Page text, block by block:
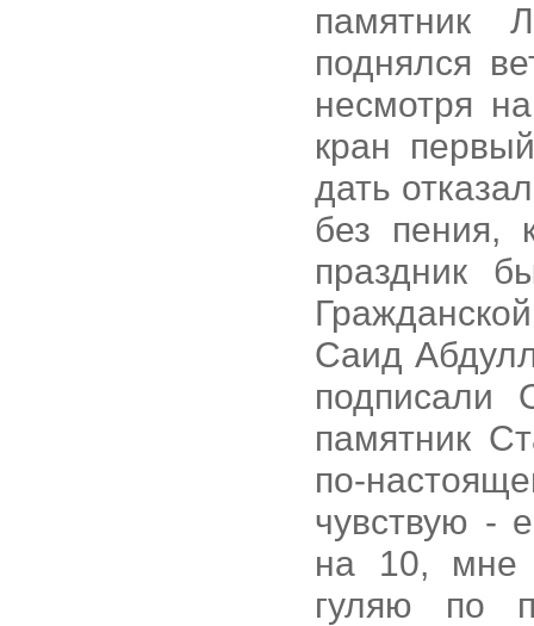
памятник
поднялся
несмотря
кран
дать
без пения,
праздник
Саид
подписали
памятник
по-
чувствую -
на 10, мне
гуляю по